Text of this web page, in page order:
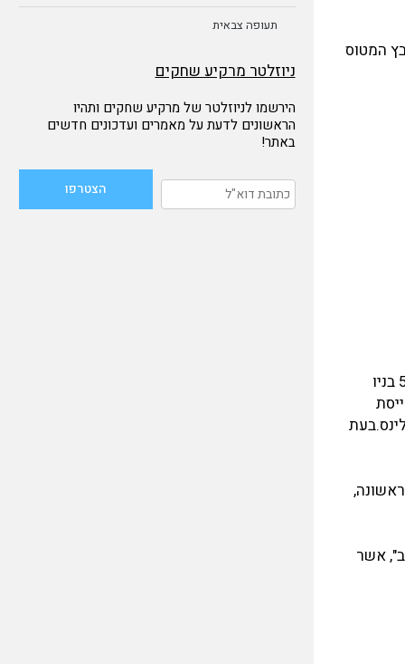
שיוצרו, ונכנס לשירות בחיל-האוויר האמריקאי ב-29 באוגוסט 1975. בספטמבר 1975 שובץ המטוס
באוגוסט 1979 הועבר המטוס לכנף אימוני קרב טקטיים מס' 405, והועבר באוקטובר 1986 אל המשמר הלאומי האמריקאי מס' 59 בניו
לטייסת
הראשונה,
למוזיאון חיל-האוויר, כשהוא צבוע כמטוס מס' 695 "הכוכב", אשר
תעופה צבאית
ניוזלטר מרקיע שחקים
הירשמו לניוזלטר של מרקיע שחקים ותהיו
הראשונים לדעת על מאמרים ועדכונים חדשים
באתר!